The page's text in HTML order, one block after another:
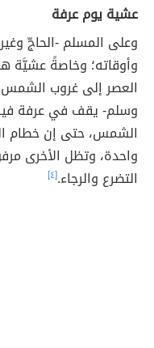
عشية يوم عرفة
وعلى المسلم -الحاجّ
وأوقاته؛ وخاصةً عشيَّة
العصر إلى غروب
وسلم- يقف في عرفة
الشمس، حتى إن خطام
واحدة، وتظل الأخرى
التضرع والرجاء.[٤]